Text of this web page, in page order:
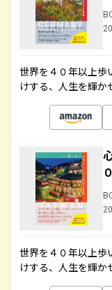
世界を４０年以上歩
けする、人生を輝
０
世界を４０年以上歩
けする、人生を輝か